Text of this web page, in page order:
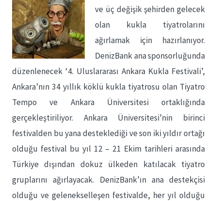
ve üç değişik şehirden gelecek
olan kukla tiyatrolarını
ağırlamak için hazırlanıyor.
DenizBank ana sponsorluğunda
düzenlenecek ‘4. Uluslararası Ankara Kukla Festivali’,
Ankara’nın 34 yıllık köklü kukla tiyatrosu olan Tiyatro
Tempo ve Ankara Üniversitesi ortaklığında
gerçekleştiriliyor. Ankara Üniversitesi’nin birinci
festivalden bu yana desteklediği ve son iki yıldır ortağı
olduğu festival bu yıl 12 – 21 Ekim tarihleri arasında
Türkiye dışından dokuz ülkeden katılacak tiyatro
gruplarını ağırlayacak. DenizBank’ın ana destekçisi
olduğu ve gelenekselleşen festivalde, her yıl olduğu